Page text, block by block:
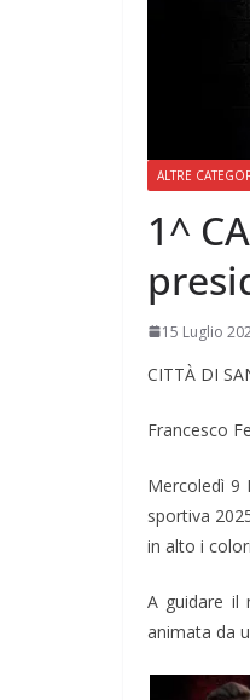
ALTRE
1^
15 Luglio
CITTÀ DI
Francesco
Mercoledì 9
sportiva
in alto i
A guidare il
animata da